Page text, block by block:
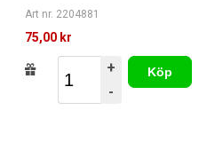
Art nr. 2204881
75,00 kr
+
-
Köp